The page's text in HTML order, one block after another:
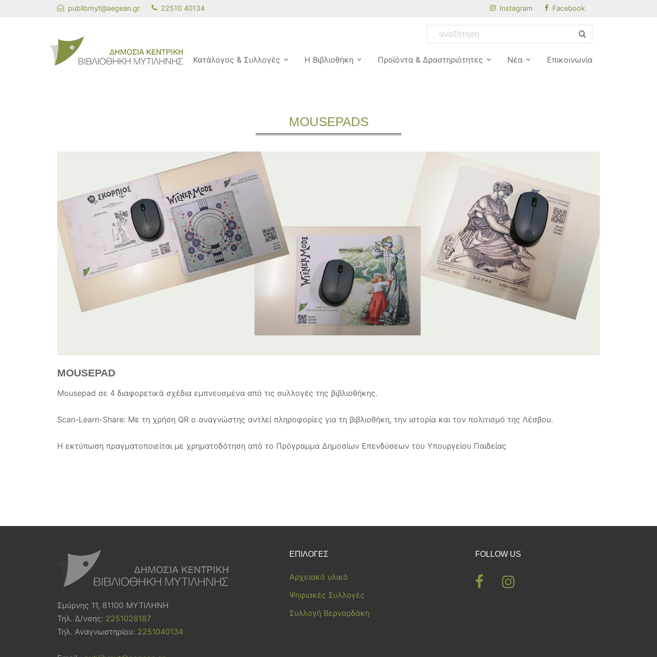
publibmyt@aegean.gr 22510 40134 Instagram Facebook
Κατάλογος & Συλλογές Η Βιβλιοθήκη Προϊόντα & Δραστηριότητες Νέα Επικοινωνία
MOUSEPADS
MOUSEPAD
Mousepad σε 4 διαφορετικά σχέδια εμπνευσμένα από τις συλλογές της βιβλιοθήκης.
Scan-Learn-Share: Με τη χρήση QR ο αναγνώστης αντλεί πληροφορίες για τη βιβλιοθήκη, την ιστορία και τον πολιτισμό της Λέσβου.
Η εκτύπωση πραγματοποιείται με χρηματοδότηση από το Πρόγραμμα Δημοσίων Επενδύσεων του Υπουργείου Παιδείας
Σμύρνης 11, 81100 ΜΥΤΙΛΗΝΗ
Τηλ. Δ/νσης: 2251028187
Τηλ. Αναγνωστηρίου: 2251040134
ΕΠΙΛΟΓΕΣ
Αρχειακό υλικό
Ψηφιακές Συλλογές
Συλλογή Βερναρδάκη
FOLLOW US